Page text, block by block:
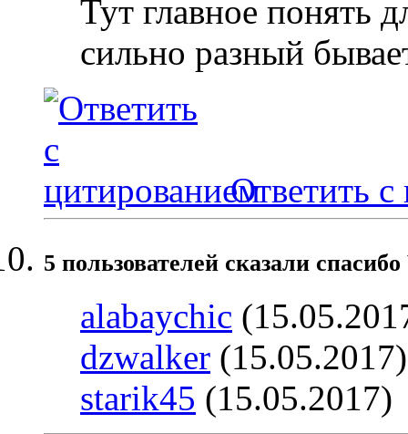
Тут главное понять
сильно разный
Ответить с
5 пользователей сказали
alabaychic
dzwalker
starik45 (15.05.2017)